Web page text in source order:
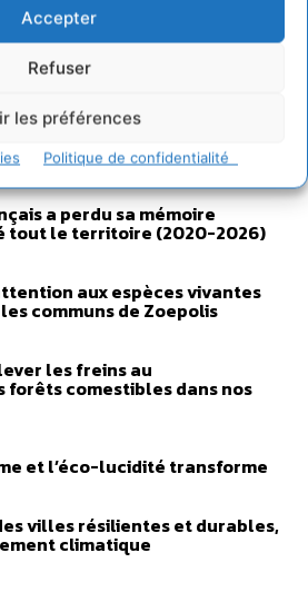
Accepter
Refuser
les préférences
Politique de confidentialité
Cdurable
a perdu sa mémoire
tout le territoire (2020-2026)
aux espèces vivantes
communs de Zoepolis
les freins au
forêts comestibles dans nos
et l’éco-lucidité transforme
villes résilientes et durables,
climatique